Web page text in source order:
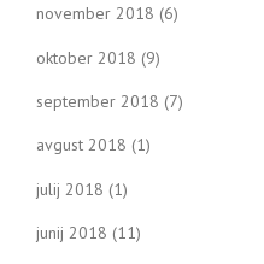
november 2018 (6)
oktober 2018 (9)
september 2018 (7)
avgust 2018 (1)
julij 2018 (1)
junij 2018 (11)